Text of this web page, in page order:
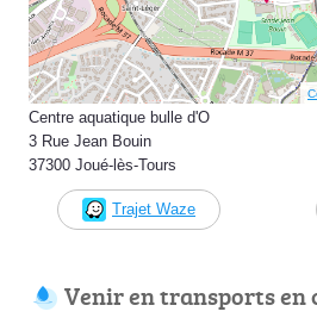
Centre aquatique bulle d'O
3 Rue Jean Bouin
37300 Joué-lès-Tours
Trajet Waze
Venir en transports en